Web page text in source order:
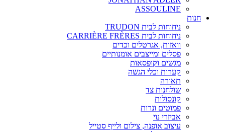
ASSOULINE
חנות
ניחוחות לבית TRUDON
ניחוחות לבית CARRIÈRE FRÈRES
וואזות, אגרטלים וכדים
פסלים ומייצבים אומנותיים
מגשים וקופסאות
קערות וכלי הגשה
תאורה
שולחנות צד
קונסולות
פמוטים ונרות
אביזרי נוי
עיצוב אופנה, צילום ולייף סטייל